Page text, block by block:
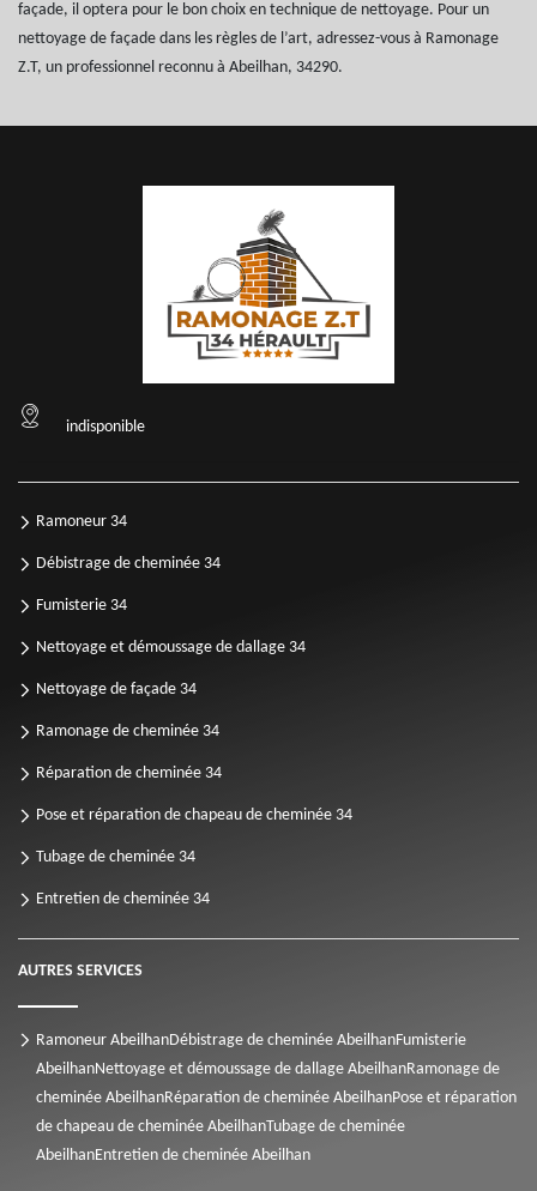
façade, il optera pour le bon choix en technique de nettoyage. Pour un
nettoyage de façade dans les règles de l’art, adressez-vous à Ramonage
Z.T, un professionnel reconnu à Abeilhan, 34290.
indisponible
Ramoneur 34
Débistrage de cheminée 34
Fumisterie 34
Nettoyage et démoussage de dallage 34
Nettoyage de façade 34
Ramonage de cheminée 34
Réparation de cheminée 34
Pose et réparation de chapeau de cheminée 34
Tubage de cheminée 34
Entretien de cheminée 34
AUTRES SERVICES
Ramoneur AbeilhanDébistrage de cheminée AbeilhanFumisterie
AbeilhanNettoyage et démoussage de dallage AbeilhanRamonage de
cheminée AbeilhanRéparation de cheminée AbeilhanPose et réparation
de chapeau de cheminée AbeilhanTubage de cheminée
AbeilhanEntretien de cheminée Abeilhan